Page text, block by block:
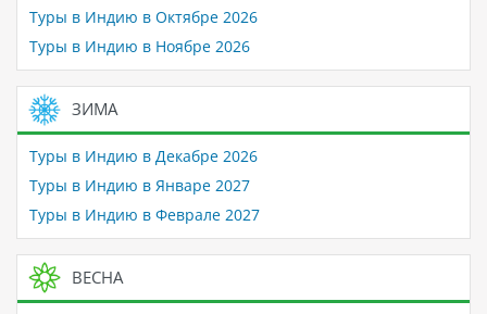
Туры в Индию в Октябре 2026
Туры в Индию в Ноябре 2026
ЗИМА
Туры в Индию в Декабре 2026
Туры в Индию в Январе 2027
Туры в Индию в Феврале 2027
ВЕСНА